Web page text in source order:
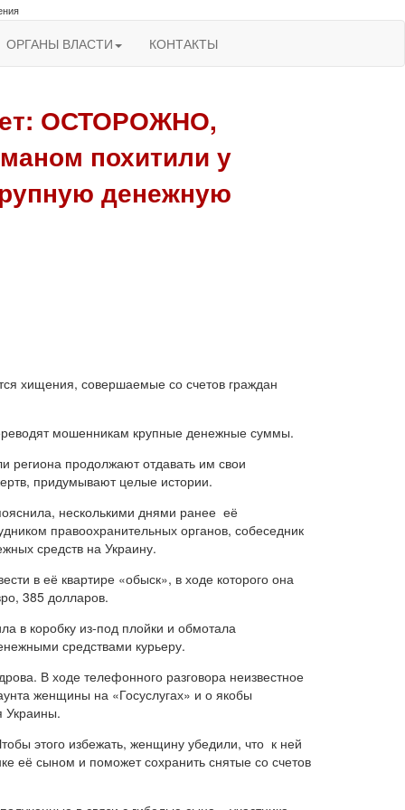
ОРГАНЫ ВЛАСТИ КОНТАКТЫ
ОСТОРОЖНО,
похитили у
денежную
хищения, совершаемые со счетов граждан
мошенникам крупные денежные суммы.
продолжают отдавать им свои
придумывают целые истории.
несколькими днями ранее её
правоохранительных органов, собеседник
средств на Украину.
в её квартире «обыск», в ходе которого она
385 долларов.
в коробку из-под плойки и обмотала
средствами курьеру.
В ходе телефонного разговора неизвестное
женщины на «Госуслугах» и о якобы
Украины.
этого избежать, женщину убедили, что к ней
её сыном и поможет сохранить снятые со счетов